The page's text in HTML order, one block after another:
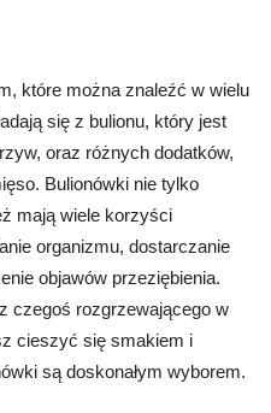
które można znaleźć w wielu
się z bulionu, który jest
oraz różnych dodatków,
Bulionówki nie tylko
mają wiele korzyści
organizmu, dostarczanie
objawów przeziębienia.
czegoś rozgrzewającego w
cieszyć się smakiem i
są doskonałym wyborem.